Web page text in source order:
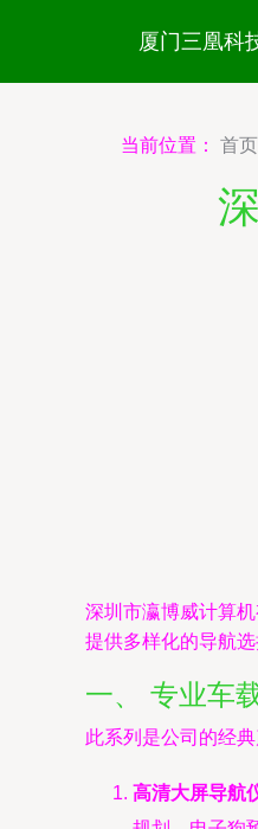
厦门三凰科
当前位置： 首页
深圳市瀛博威计算
提供多样化的导航
一、 专业车
此系列是公司的经
高清大屏导航